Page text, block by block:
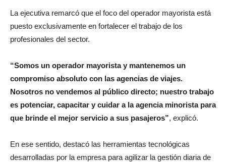
La ejecutiva remarcó que el foco del operador mayorista está
puesto exclusivamente en fortalecer el trabajo de los
profesionales del sector.
“Somos un operador mayorista y mantenemos un
compromiso absoluto con las agencias de viajes.
Nosotros no vendemos al público directo; nuestro trabajo
es potenciar, capacitar y cuidar a la agencia minorista para
que brinde el mejor servicio a sus pasajeros”, explicó.
En ese sentido, destacó las herramientas tecnológicas
desarrolladas por la empresa para agilizar la gestión diaria de